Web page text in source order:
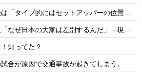
的にはセットアッパーの位置が一番合うてる」←おーん
本の大家は差別するんだ」→現役大家の実録に反論できず
知ってた？
合が原因で交通事故が起きてしまう。